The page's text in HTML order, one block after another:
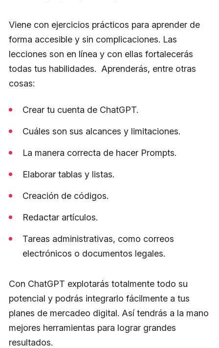
Viene con ejercicios prácticos para aprender de
forma accesible y sin complicaciones. Las
lecciones son en línea y con ellas fortalecerás
todas tus habilidades. Aprenderás, entre otras
cosas:
Crear tu cuenta de ChatGPT.
Cuáles son sus alcances y limitaciones.
La manera correcta de hacer Prompts.
Elaborar tablas y listas.
Creación de códigos.
Redactar artículos.
Tareas administrativas, como correos
electrónicos o documentos legales.
Con ChatGPT explotarás totalmente todo su
potencial y podrás integrarlo fácilmente a tus
planes de mercadeo digital. Así tendrás a la mano
mejores herramientas para lograr grandes
resultados.